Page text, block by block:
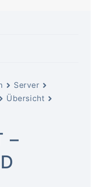
Server
Übersicht
–